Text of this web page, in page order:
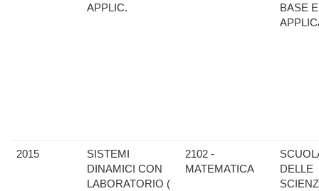
APPLIC.
BASE E
2015
SISTEMI
DINAMICI CON
LABORATORIO (
2102 -
MATEMATICA
DELLE